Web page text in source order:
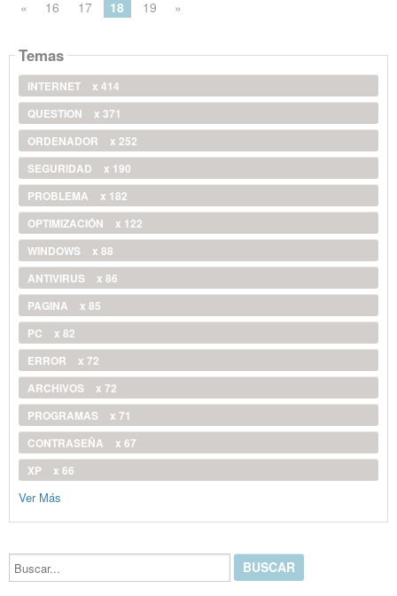
« 16 17 18 19 »
Temas
INTERNET
x 414
QUESTION
x 371
ORDENADOR
x 252
SEGURIDAD
x 190
PROBLEMA
x 182
OPTIMIZACIÓN
x 122
WINDOWS
x 88
ANTIVIRUS
x 86
PAGINA
x 85
PC
x 82
ERROR
x 72
ARCHIVOS
x 72
PROGRAMAS
x 71
CONTRASEÑA
x 67
XP
x 66
Ver Más
Buscar...